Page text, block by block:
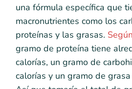
una fórmula específica que
macronutrientes como los
proteínas y las grasas.
gramo de proteína tiene
calorías, un gramo de
calorías y un gramo de